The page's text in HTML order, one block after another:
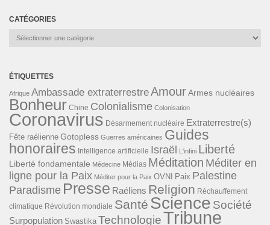
CATÉGORIES
Catégories
ÉTIQUETTES
Afrique Ambassade extraterrestreAmourArmes nucléaires
Bonheur Chine Colonialisme Colonisation
Coronavirus Désarmement nucléaire Extraterrestre(s)
Fête raélienne Gotopless Guerres américaines Guides
honoraires Intelligence artificielle Israël L'infini Liberté
Liberté fondamentale Médecine Médias Méditation Méditer en
ligne pour la Paix Méditer pour la Paix OVNI Paix Palestine
Paradisme Presse Raéliens Religion Réchauffement
climatique Révolution mondiale Santé Science Société
Surpopulation Swastika TechnologieTribune